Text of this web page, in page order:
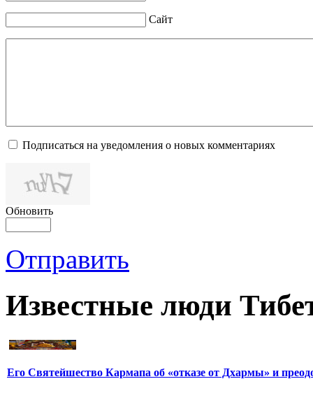
Сайт
Подписаться на уведомления о новых комментариях
Обновить
Отправить
Известные люди
Его Святейшество Кармапа об «отказе от Дхармы» и